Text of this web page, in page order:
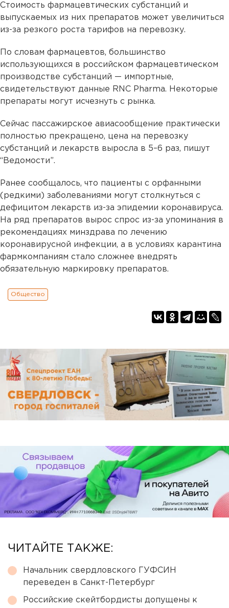
Стоимость фармацевтических субстанций и
выпускаемых из них препаратов может увеличиться
из-за резкого роста тарифов на перевозку.
По словам фармацевтов, большинство
использующихся в российском фармацевтическом
производстве субстанций — импортные,
свидетельствуют данные RNC Pharma. Некоторые
препараты могут исчезнуть с рынка.
Сейчас пассажирское авиасообщение практически
полностью прекращено, цена на перевозку
субстанций и лекарств выросла в 5–6 раз, пишут
“Ведомости”.
Ранее сообщалось, что пациенты с орфанными
(редкими) заболеваниями могут столкнуться с
дефицитом лекарств из-за эпидемии коронавируса.
На ряд препаратов вырос спрос из-за упоминания в
рекомендациях минздрава по лечению
коронавирусной инфекции, а в условиях карантина
фармкомпаниям стало сложнее внедрять
обязательную маркировку препаратов.
Общество
ЧИТАЙТЕ ТАКЖЕ:
Начальник свердловского ГУФСИН
переведен в Санкт-Петербург
Российские скейтбордисты допущены к